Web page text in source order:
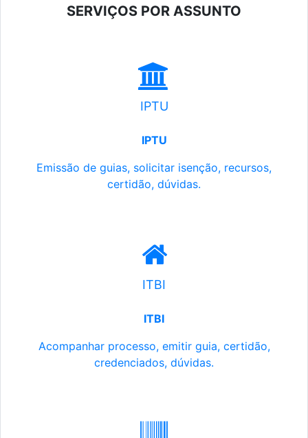
SERVIÇOS POR ASSUNTO
IPTU
IPTU
Emissão de guias, solicitar isenção, recursos,
certidão, dúvidas.
ITBI
ITBI
Acompanhar processo, emitir guia, certidão,
credenciados, dúvidas.